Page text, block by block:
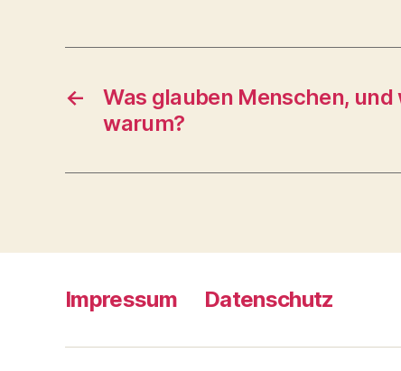
←
Was glauben Menschen,
warum?
Impressum Datenschutz